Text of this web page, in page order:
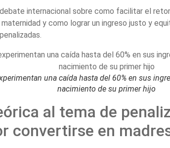
internacional sobre como facilitar el
y como lograr un ingreso justo y
una caída hasta del 60% en sus
nacimiento de su primer hijo
al tema de
convertirse en